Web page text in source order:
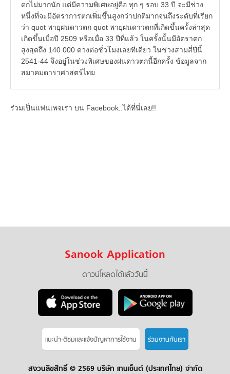
ตกไม่มากนัก แต่มีความพิเศษอยู่คือ ทุก ๆ รอบ 33 ปี จะมีช่วง
หนึ่งที่จะมีอัตราการตกเพิ่มขึ้นสูงกว่าปกติมากจนถึงระดับที่เรียก
ว่า quot พายุฝนดาวตก quot พายุฝนดาวตกที่เกิดขึ้นครั้งล่าสุด
เกิดขึ้นเมื่อปี 2509 หรือเมื่อ 33 ปีที่แล้ว ในครั้งนั้นมีอัตราตก
สูงสุดถึง 140 000 ดวงต่อชั่วโมงเลยทีเดียว ในช่วงสามสี่ปีนี้
2541-44 จึงอยู่ในช่วงพิเศษของฝนดาวตกนี้อีกครั้ง ข้อมูลจาก
สมาคมดาราศาสตร์ไทย
ร่วมเป็นแฟนเพจเรา บน Facebook..ได้ที่นี่เลย!!
Sanook Application
ดาวน์โหลดได้แล้ววันนี้
แนะนำ-ติชมเเละแจ้งปัญหาการใช้งาน ร่วมงานกับเรา
สงวนลิขสิทธิ์ © 2569 บริษัท เทนเซ็นต์ (ประเทศไทย) จำกัด